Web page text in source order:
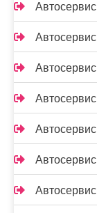
Автосервис
Автосервис
Автосервис
Автосервис
Автосервис
Автосервис
Автосервис